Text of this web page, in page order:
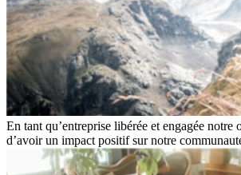
En tant qu’entreprise libérée et engagée notre
d’avoir un impact positif sur notre